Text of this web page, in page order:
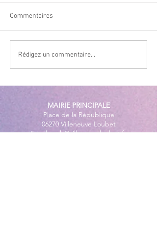
Navettes estivales Envibus
gratuites
Commentaires
Rédigez un commentaire...
MAIRIE PRINCIPALE
Place de la République
06270 Villeneuve Loubet
Email :cab@villeneuveloubet.fr